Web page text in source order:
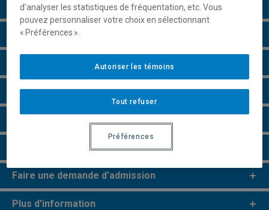
Cours à suivre et horaires
Grille de cheminement
Perspectives professionnelles
e e
Remarques et règlements
Faire une demande d'admission
Plus d'information
d’analyser les statistiques de fréquentation, etc. Vous
pouvez personnaliser votre choix en sélectionnant
« Préférences ».
Tout refuser
Autoriser les témoins
Préférences